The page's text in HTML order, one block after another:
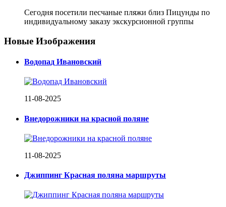
Сегодня посетили песчаные пляжи близ Пицунды по
индивидуальному заказу экскурсионной группы
Новые Изображения
Водопад Ивановский
11-08-2025
Внедорожники на красной поляне
11-08-2025
Джиппинг Красная поляна маршруты